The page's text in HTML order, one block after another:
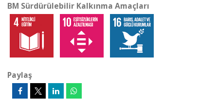
BM Sürdürülebilir Kalkınma Amaçları
Paylaş